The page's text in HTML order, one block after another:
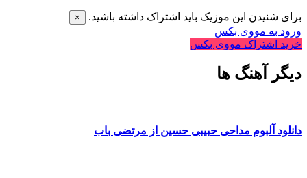
برای شنیدن این موزیک باید اشتراک داشته باشید. ×
ورود به مووی بکس
خرید اشتراک مووی بکس
دیگر آهنگ ها
دانلود آلبوم مداحی حبیبی حسین از مرتضی باب